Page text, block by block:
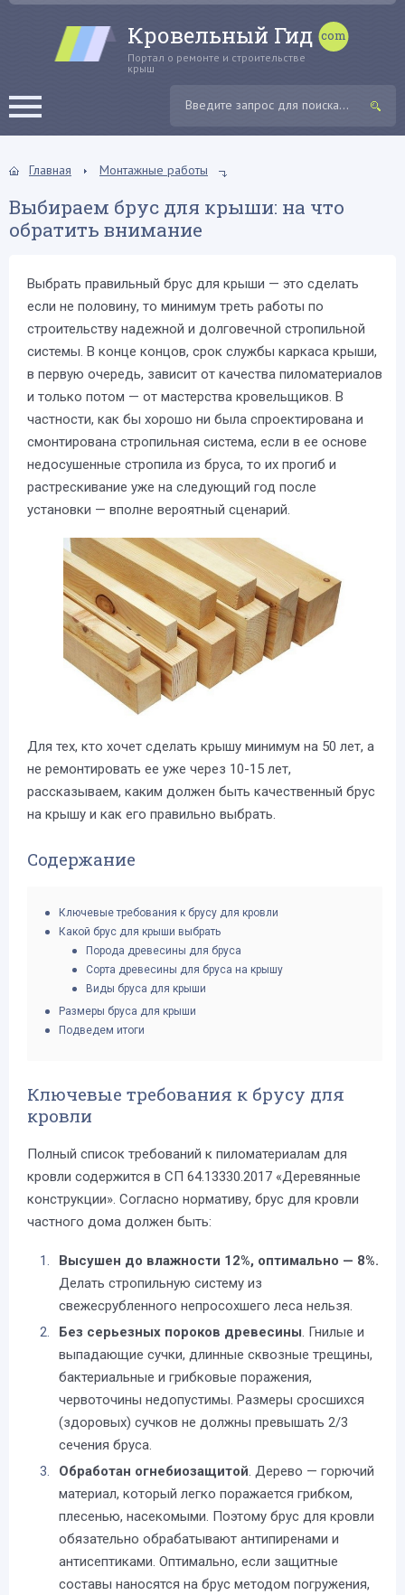
Кровельный Гид
Портал о ремонте и строительстве
крыш
Главная Монтажные работы
Выбираем брус для крыши: на что
обратить внимание
Выбрать правильный брус для крыши — это сделать
если не половину, то минимум треть работы по
строительству надежной и долговечной стропильной
системы. В конце концов, срок службы каркаса крыши,
в первую очередь, зависит от качества пиломатериалов
и только потом — от мастерства кровельщиков. В
частности, как бы хорошо ни была спроектирована и
смонтирована стропильная система, если в ее основе
недосушенные стропила из бруса, то их прогиб и
растрескивание уже на следующий год после
установки — вполне вероятный сценарий.
Для тех, кто хочет сделать крышу минимум на 50 лет, а
не ремонтировать ее уже через 10-15 лет,
рассказываем, каким должен быть качественный брус
на крышу и как его правильно выбрать.
Содержание
Ключевые требования к брусу для кровли
Какой брус для крыши выбрать
Порода древесины для бруса
Сорта древесины для бруса на крышу
Виды бруса для крыши
Размеры бруса для крыши
Подведем итоги
Ключевые требования к брусу для
кровли
Полный список требований к пиломатериалам для
кровли содержится в СП 64.13330.2017 «Деревянные
конструкции». Согласно нормативу, брус для кровли
частного дома должен быть:
Высушен до влажности 12%, оптимально — 8%.
Делать стропильную систему из
свежесрубленного непросохшего леса нельзя.
Без серьезных пороков древесины. Гнилые и
выпадающие сучки, длинные сквозные трещины,
бактериальные и грибковые поражения,
червоточины недопустимы. Размеры сросшихся
(здоровых) сучков не должны превышать 2/3
сечения бруса.
Обработан огнебиозащитой. Дерево — горючий
материал, который легко поражается грибком,
плесенью, насекомыми. Поэтому брус для кровли
обязательно обрабатывают антипиренами и
антисептиками. Оптимально, если защитные
составы наносятся на брус методом погружения,